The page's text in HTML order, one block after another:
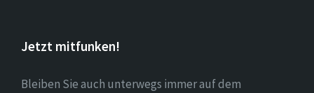
Jetzt mitfunken!
Bleiben Sie auch unterwegs immer auf dem